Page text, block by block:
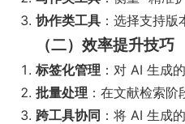
协作类工具 ：选择支持
（二）效率提升技巧
标签化管理 ：对 AI 生成
批量处理 ：在文献检索
跨工具协同 ：将 AI 生成